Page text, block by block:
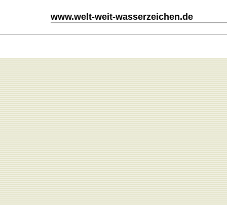
www.welt-weit-wasserzeichen.de